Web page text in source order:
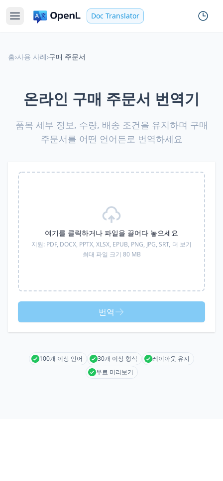
Doc Translator
홈›사용 사례›구매 주문서
온라인 구매 주문서 번역기
품목 세부 정보, 수량, 배송 조건을 유지하며 구매
주문서를 어떤 언어든로 번역하세요
여기를 클릭하거나 파일을 끌어다 놓으세요
지원: PDF, DOCX, PPTX, XLSX, EPUB, PNG, JPG, SRT, 더 보기
최대 파일 크기 80 MB
번역
100개 이상 언어 30개 이상 형식
레이아웃 유지
무료 미리보기